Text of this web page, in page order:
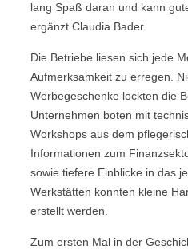
lang Spaß daran und kann
ergänzt Claudia Bader.
Die Betriebe liesen sich jede
Aufmerksamkeit zu erregen.
Werbegeschenke lockten die
Unternehmen boten mit
Workshops aus dem
Informationen zum
sowie tiefere Einblicke in das
Werkstätten konnten kleine
erstellt werden.
Zum ersten Mal in der